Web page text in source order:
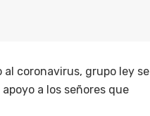
coronavirus, grupo ley se
a los señores que